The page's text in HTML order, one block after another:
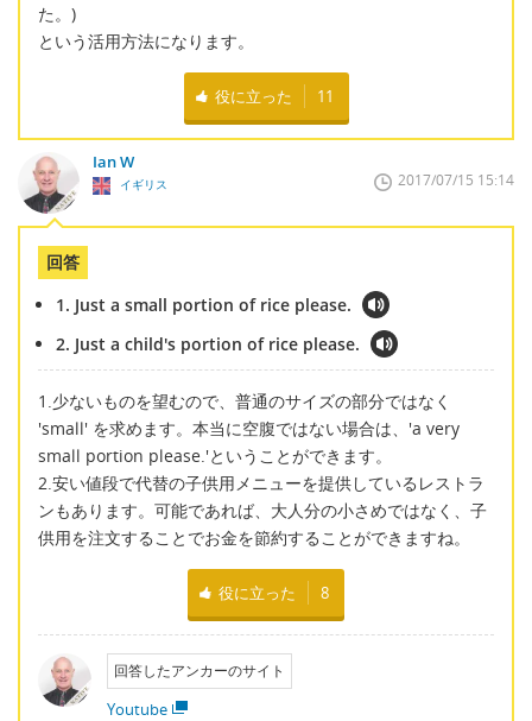
た。)
という活用方法になります。
役に立った 11
Ian W
イギリス 2017/07/15 15:14
回答
1. Just a small portion of rice please.
2. Just a child's portion of rice please.
1.少ないものを望むので、普通のサイズの部分ではなく
'small' を求めます。本当に空腹ではない場合は、'a very
small portion please.'ということができます。
2.安い値段で代替の子供用メニューを提供しているレストラ
ンもあります。可能であれば、大人分の小さめではなく、子
供用を注文することでお金を節約することができますね。
役に立った 8
回答したアンカーのサイト
Youtube